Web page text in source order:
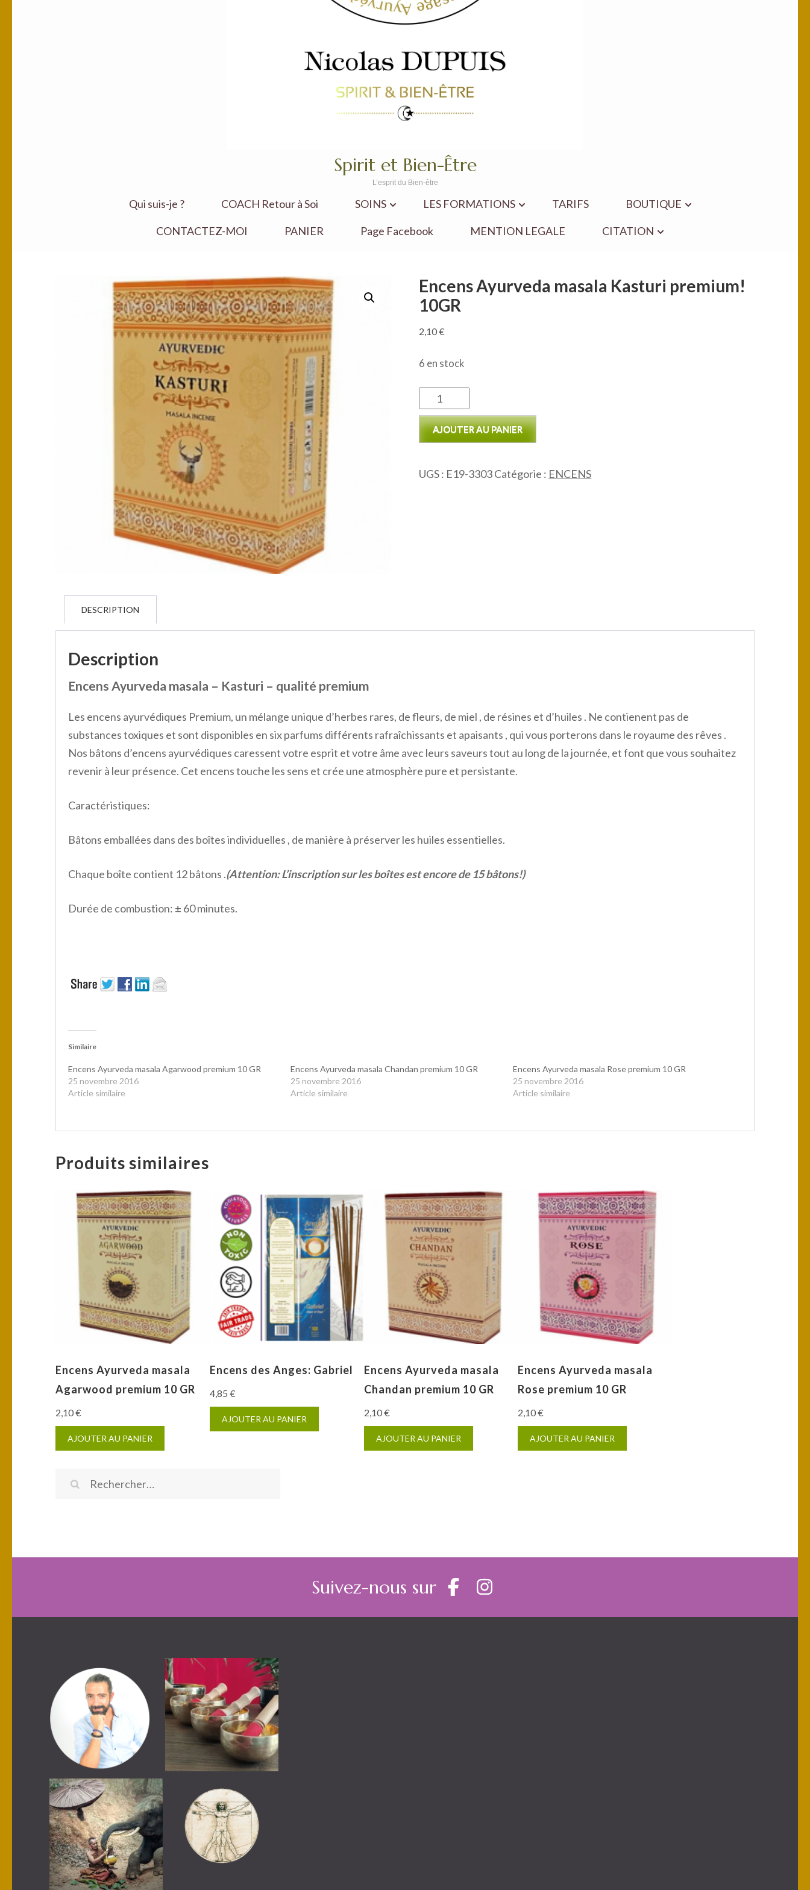
Spirit et Bien-Être
L’esprit du Bien-être
Qui suis-je ? COACH Retour à Soi SOINS LES FORMATIONS TARIFS BOUTIQUE
CONTACTEZ-MOI PANIER Page Facebook MENTION LEGALE CITATION
Encens Ayurveda masala Kasturi premium!
10GR
2,10€
6 en stock
quantité
de
Encens
masala
AJOUTER AU PANIER
UGS : E19-3303Catégorie : ENCENS
DESCRIPTION
Description
Encens Ayurveda masala – Kasturi – qualité premium
Les encens ayurvédiques Premium, un mélange unique d’herbes rares, de fleurs, de miel , de résines et d’huiles . Ne contienent pas de
substances toxiques et sont disponibles en six parfums différents rafraîchissants et apaisants , qui vous porterons dans le royaume des rêves .
Nos bâtons d’encens ayurvédiques caressent votre esprit et votre âme avec leurs saveurs tout au long de la journée, et font que vous souhaitez
revenir à leur présence. Cet encens touche les sens et crée une atmosphère pure et persistante.
Caractéristiques:
Bâtons emballées dans des boîtes individuelles , de manière à préserver les huiles essentielles.
Chaque boîte contient 12 bâtons .(Attention: L’inscription sur les boîtes est encore de 15 bâtons!)
Durée de combustion: ± 60 minutes.
Similaire
Encens Ayurveda masala Agarwood premium 10 GR
25 novembre 2016
Article similaire
Encens Ayurveda masala Chandan premium 10 GR
25 novembre 2016
Article similaire
Encens Ayurveda masala Rose premium 10 GR
25 novembre 2016
Article similaire
Produits similaires
Encens Ayurveda masala
Agarwood premium 10 GR
2,10€
AJOUTER AU PANIER
Encens des Anges: Gabriel
4,85 €
AJOUTER AU PANIER
Encens Ayurveda masala
Chandan premium 10 GR
2,10€
AJOUTER AU PANIER
Encens Ayurveda masala
Rose premium 10 GR
2,10€
AJOUTER AU PANIER
Rechercher :
Suivez-nous sur